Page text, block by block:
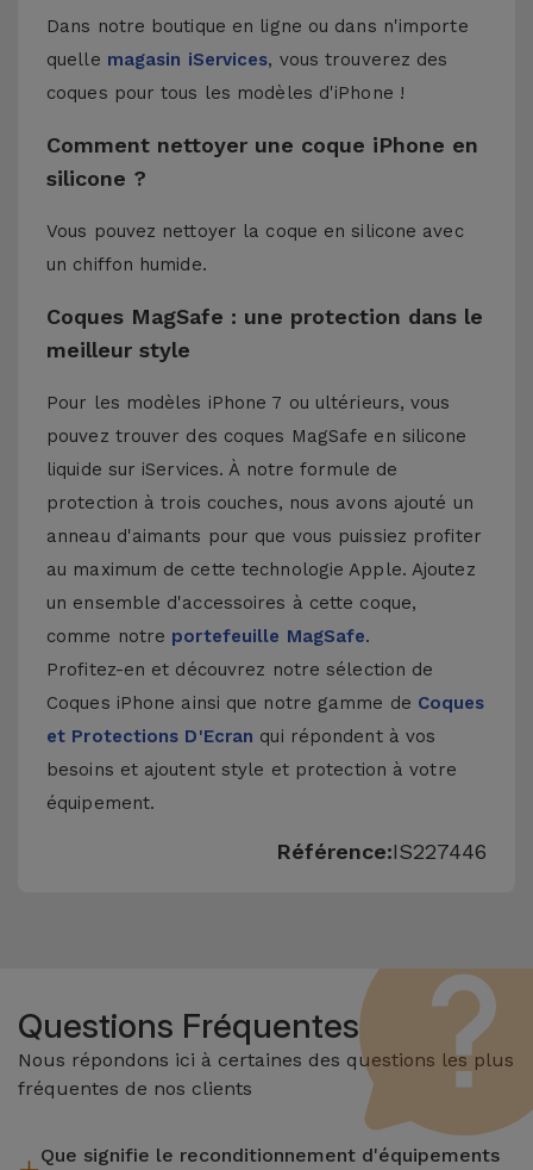
Dans notre boutique en ligne ou dans n'importe
quelle magasin iServices, vous trouverez des
coques pour tous les modèles d'iPhone !
Comment nettoyer une coque iPhone en
silicone ?
Vous pouvez nettoyer la coque en silicone avec
un chiffon humide.
Coques MagSafe : une protection dans le
meilleur style
Pour les modèles iPhone 7 ou ultérieurs, vous
pouvez trouver des coques MagSafe en silicone
liquide sur iServices. À notre formule de
protection à trois couches, nous avons ajouté un
anneau d'aimants pour que vous puissiez profiter
au maximum de cette technologie Apple. Ajoutez
un ensemble d'accessoires à cette coque,
comme notre portefeuille MagSafe.
Profitez-en et découvrez notre sélection de
Coques iPhone ainsi que notre gamme de Coques
et Protections D'Ecran qui répondent à vos
besoins et ajoutent style et protection à votre
équipement.
Référence:IS227446
Questions Fréquentes
Nous répondons ici à certaines des questions les plus
fréquentes de nos clients
Que signifie le reconditionnement d'équipements